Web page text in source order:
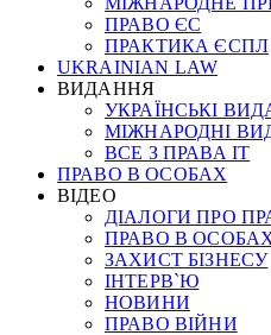
ПРАВО ЄС
ПРАКТИКА ЄСПЛ
UKRAINIAN LAW
ВИДАННЯ
УКРАЇНСЬКІ
МІЖНАРОДНІ
ВСЕ З ПРАВА ІТ
ПРАВО В ОСОБАХ
ВІДЕО
ДІАЛОГИ ПРО
ПРАВО В
ЗАХИСТ БІЗНЕСУ
ІНТЕРВ`Ю
НОВИНИ
ПРАВО ВІЙНИ